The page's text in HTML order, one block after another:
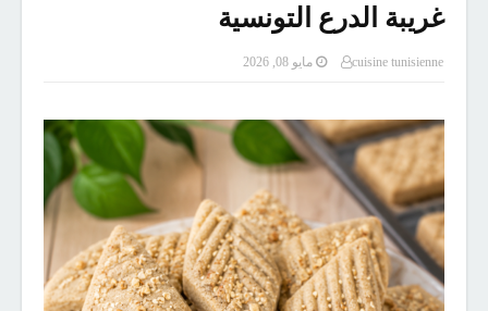
غريبة الدرع التونسية
cuisine tunisienne مايو 08, 2026